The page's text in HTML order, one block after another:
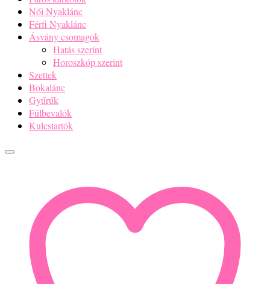
Női Nyaklánc
Férfi Nyaklánc
Ásvány csomagok
Hatás szerint
Horoszkóp szerint
Szettek
Bokalánc
Gyűrűk
Fülbevalók
Kulcstartók